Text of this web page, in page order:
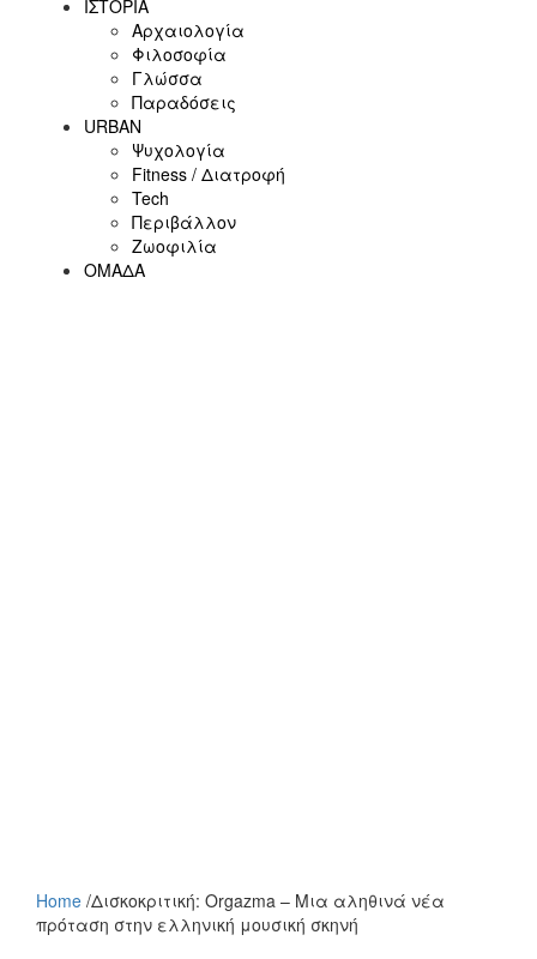
ΙΣΤΟΡΙΑ
Αρχαιολογία
Φιλοσοφία
Γλώσσα
Παραδόσεις
URBAN
Ψυχολογία
Fitness / Διατροφή
Tech
Περιβάλλον
Ζωοφιλία
ΟΜΑΔΑ
Home /Δισκοκριτική: Orgazma – Μια αληθινά νέα
πρόταση στην ελληνική μουσική σκηνή